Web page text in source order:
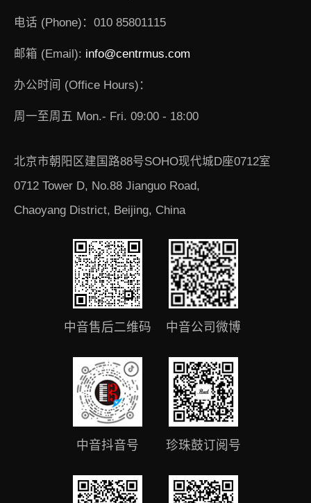
电话 (Phone)：010 85801115
邮箱 (Email): info@centrmus.com
办公时间 (Office Hours)：
周一至周五 Mon.- Fri. 09:00 - 18:00
北京市朝阳区建国路88号SOHO现代城D座0712室
0712 Tower D, No.88 Jianguo Road,
Chaoyang District, Beijing, China
中音售后二维码 中音公司微博
中音抖音号 珍珠鼓订阅号